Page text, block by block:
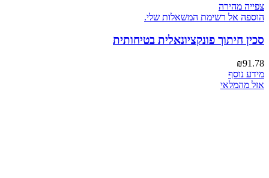
צפייה מהירה
הוספה אל רשימת המשאלות שלי.
סכין חיתוך פונקציונאלית בטיחותית
₪91.78
מידע נוסף
אזל מהמלאי